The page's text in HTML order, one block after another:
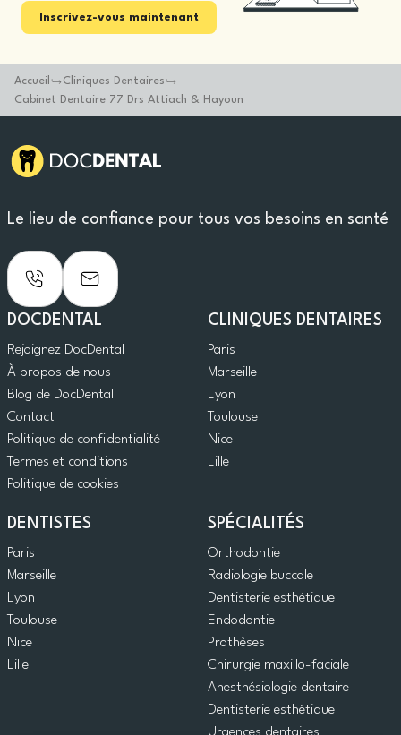
Inscrivez-vous maintenant
Accueil
Cliniques Dentaires
Cabinet Dentaire 77 Drs Attiach & Hayoun
Le lieu de confiance pour tous vos besoins en santé
DOCDENTAL
Rejoignez DocDental
À propos de nous
Blog de DocDental
Contact
Politique de confidentialité
Termes et conditions
Politique de cookies
CLINIQUES DENTAIRES
Paris
Marseille
Lyon
Toulouse
Nice
Lille
DENTISTES
Paris
Marseille
Lyon
Toulouse
Nice
Lille
SPÉCIALITÉS
Orthodontie
Radiologie buccale
Dentisterie esthétique
Endodontie
Prothèses
Chirurgie maxillo-faciale
Anesthésiologie dentaire
Dentisterie esthétique